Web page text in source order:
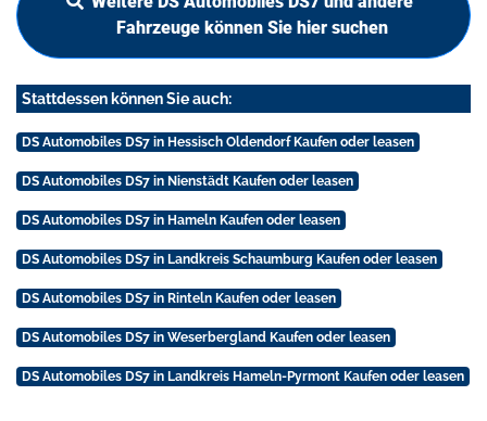
Fahrzeuge können Sie hier suchen
Stattdessen können Sie auch:
DS Automobiles DS7 in Hessisch Oldendorf Kaufen oder leasen
DS Automobiles DS7 in Nienstädt Kaufen oder leasen
DS Automobiles DS7 in Hameln Kaufen oder leasen
DS Automobiles DS7 in Landkreis Schaumburg Kaufen oder leasen
DS Automobiles DS7 in Rinteln Kaufen oder leasen
DS Automobiles DS7 in Weserbergland Kaufen oder leasen
DS Automobiles DS7 in Landkreis Hameln-Pyrmont Kaufen oder leasen